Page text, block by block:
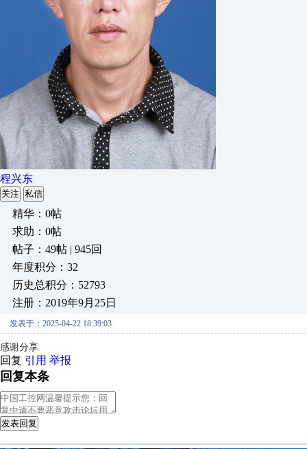
程兴东
关注 私信
精华：0帖
求助：0帖
帖子：49帖 | 945回
年度积分：32
历史总积分：52793
注册：2019年9月25日
发表于：2025-04-22 18:39:03
感谢分享
回复 引用 举报
回复本条
发表回复